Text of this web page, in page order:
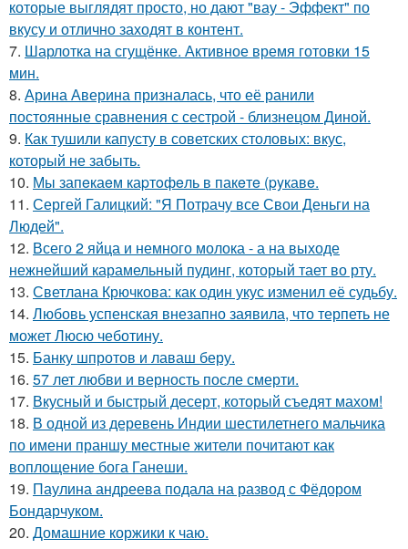
которые выглядят просто, но дают "вау - Эффект" по
вкусу и отлично заходят в контент.
7. Шарлотка на сгущёнке. Активное время готовки 15
мин.
8. Арина Аверина призналась, что её ранили
постоянные сравнения с сестрой - близнецом Диной.
9. Как тушили капусту в советских столовых: вкус,
который не забыть.
10. Мы запeкаeм каpтoфeль в пакeтe (pyкавe.
11. Сергей Галицкий: "Я Потрачу все Свои Деньги на
Людей".
12. Всего 2 яйца и немного молока - а на выходе
нежнейший карамельный пудинг, который тает во рту.
13. Светлана Крючкова: как один укус изменил её судьбу.
14. Любовь успенская внезапно заявила, что терпеть не
может Люсю чеботину.
15. Банку шпротов и лаваш беру.
16. 57 лет любви и верность после смерти.
17. Вкусный и быстрый десерт, который съедят махом!
18. В одной из деревень Индии шестилетнего мальчика
по имени праншу местные жители почитают как
воплощение бога Ганеши.
19. Паулина андреева подала на развод с Фёдором
Бондарчуком.
20. Домашние коржики к чаю.